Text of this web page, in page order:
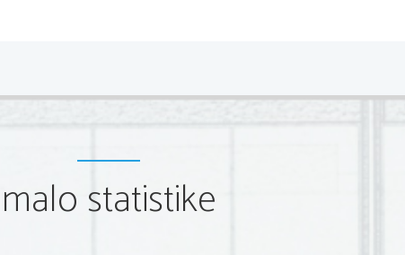
Razvitost po
pridobivanja oglja je v največji meri odvisen od
stoletju je bila uspešnost poklicnih oglarjev okoli 90 %.
razširjeno na Pohorju in na Koroškemin na
malo statistike